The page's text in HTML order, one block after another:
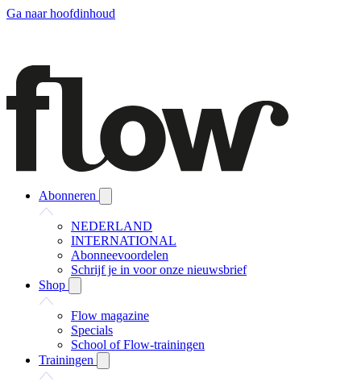
Ga naar hoofdinhoud
Abonneren
NEDERLAND
INTERNATIONAL
Abonneevoordelen
Schrijf je in voor onze nieuwsbrief
Shop
Flow magazine
Specials
School of Flow-trainingen
Trainingen